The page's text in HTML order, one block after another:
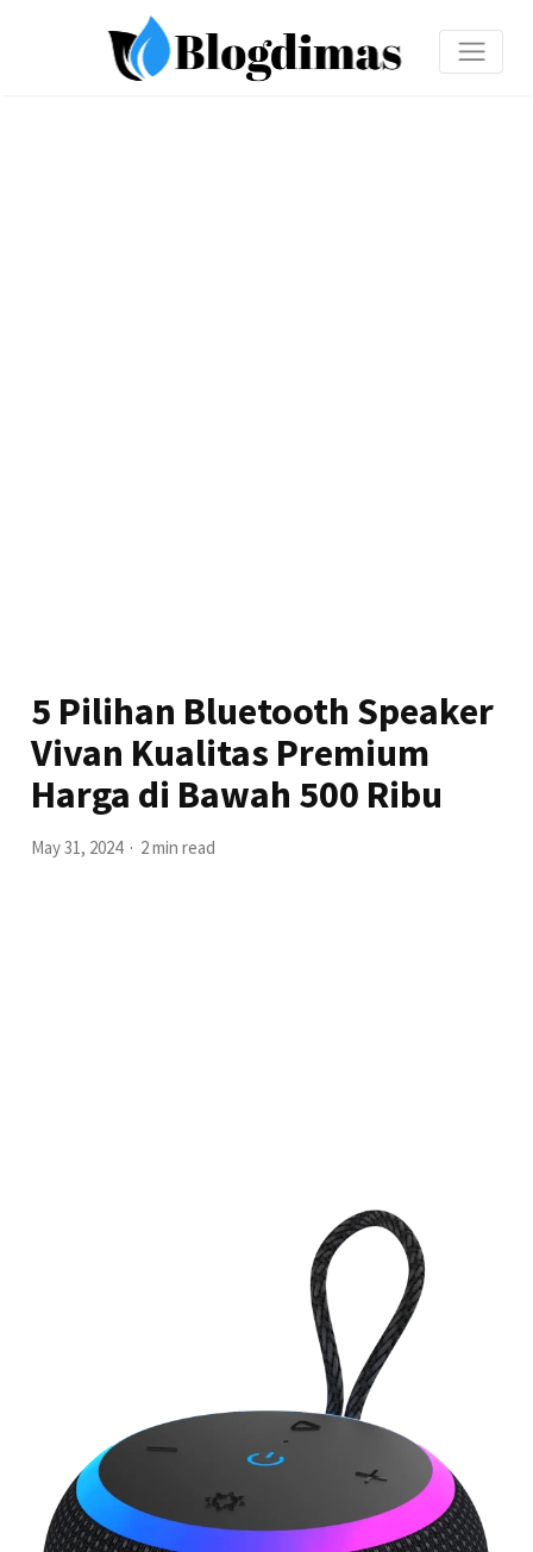
5 Pilihan Bluetooth Speaker
Vivan Kualitas Premium
Harga di Bawah 500 Ribu
May 31, 2024 2 min read